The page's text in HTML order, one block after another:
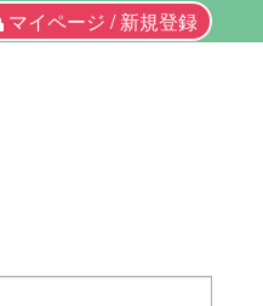
マイページ / 新規登録